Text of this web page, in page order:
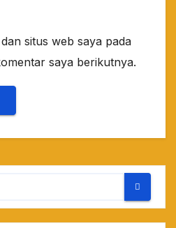
situs web saya pada
saya berikutnya.